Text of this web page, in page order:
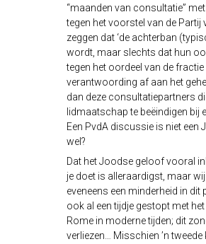
“maanden van consultatie”
tegen het voorstel van de Partij
zeggen dat ‘de achterban
wordt, maar slechts dat hun
tegen het oordeel van de fractie
verantwoording af aan het
dan deze consultatiepartners
lidmaatschap te beëindigen bij
Een PvdA discussie is niet een
wel?
Dat het Joodse geloof vooral
je doet is alleraardigst, maar
eveneens een minderheid in
ook al een tijdje gestopt met
Rome in moderne tijden; dit
verliezen… Misschien ’n